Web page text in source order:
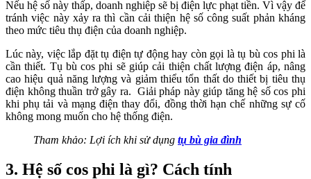
Nếu hệ số này thấp, doanh nghiệp sẽ bị điện lực phạt tiền. Vì vậy để
tránh việc này xảy ra thì cần cải thiện hệ số công suất phản kháng
theo mức tiêu thụ điện của doanh nghiệp.
Lúc này, việc lắp đặt tụ điện tự động hay còn gọi là tụ bù cos phi là
cần thiết. Tụ bù cos phi sẽ giúp cải thiện chất lượng điện áp, nâng
cao hiệu quả năng lượng và giảm thiểu tổn thất do thiết bị tiêu thụ
điện không thuần trở gây ra. Giải pháp này giúp tăng hệ số cos phi
khi phụ tải và mạng điện thay đổi, đồng thời hạn chế những sự cố
không mong muốn cho hệ thống điện.
Tham khảo: Lợi ích khi sử dụng tụ bù gia đình
3. Hệ số cos phi là gì? Cách tính